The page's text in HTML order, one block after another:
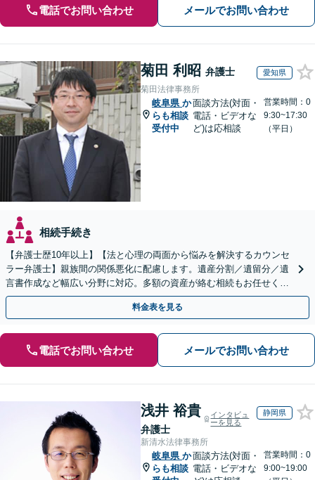
電話でお問い合わせ メールでお問い合わせ
菊田 利昭 弁護士 愛知県
菊田法律事務所
岐阜県 か
らも相談
受付中
面談方法(対面・
電話・ビデオな
ど)は応相談
営業時間：0
9:30~17:30
（平日）
相続手続き
【弁護士歴10年以上】【法と心理の両面から悩みを解決するカウンセ
ラー弁護士】親族間の関係悪化に配慮します。遺産分割／遺留分／遺
言書作成など幅広い分野に対応。多額の資産が絡む相続もお任せくだ
さい。【夜間・休日の相談可能】【駐車場完備】
料金表を見る
電話でお問い合わせ メールでお問い合わせ
浅井 裕貴
弁護士
インタビュ
ーを見る
静岡県
新清水法律事務所
岐阜県 か
らも相談
面談方法(対面・
電話・ビデオな
営業時間：0
9:00~19:00